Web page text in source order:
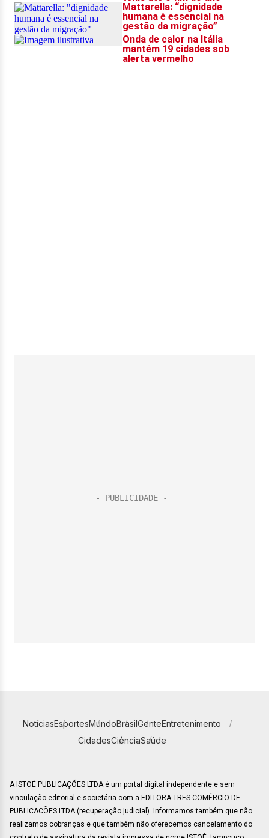
NotíciasEsportesMundoBrasilGenteEntretenimento
CidadesCiênciaSaúde
A ISTOÉ PUBLICAÇÕES LTDA é um portal digital independente e sem
vinculação editorial e societária com a EDITORA TRES COMÉRCIO DE
PUBLICACÕES LTDA (recuperação judicial). Informamos também que não
realizamos cobranças e que também não oferecemos cancelamento do